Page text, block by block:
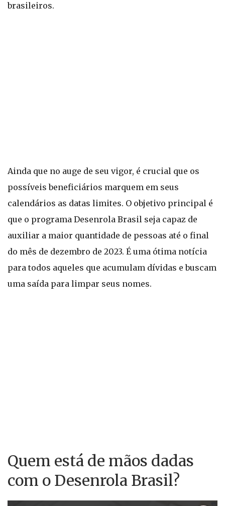
brasileiros.
Ainda que no auge de seu vigor, é crucial que os
possíveis beneficiários marquem em seus
calendários as datas limites. O objetivo principal é
que o programa Desenrola Brasil seja capaz de
auxiliar a maior quantidade de pessoas até o final
do mês de dezembro de 2023. É uma ótima notícia
para todos aqueles que acumulam dívidas e buscam
uma saída para limpar seus nomes.
Quem está de mãos dadas
com o Desenrola Brasil?